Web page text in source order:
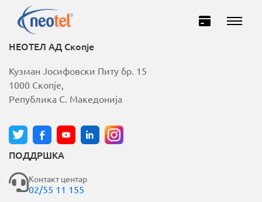
Домашни
ИНТЕРНЕТ
НЕОТЕЛ АД Скопје
Кузман Јосифовски Питу бр. 15
1000 Скопје,
Република С. Македонија
ПОДДРШКА
Контакт центар
02/55 11 155